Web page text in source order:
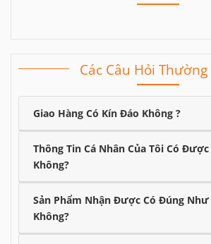
Các Câu Hỏi Thường
Giao Hàng Có Kín Đáo Không ?
Thông Tin Cá Nhân Của Tôi Có
Không?
Sản Phẩm Nhận Được Có Đúng Như
Không?